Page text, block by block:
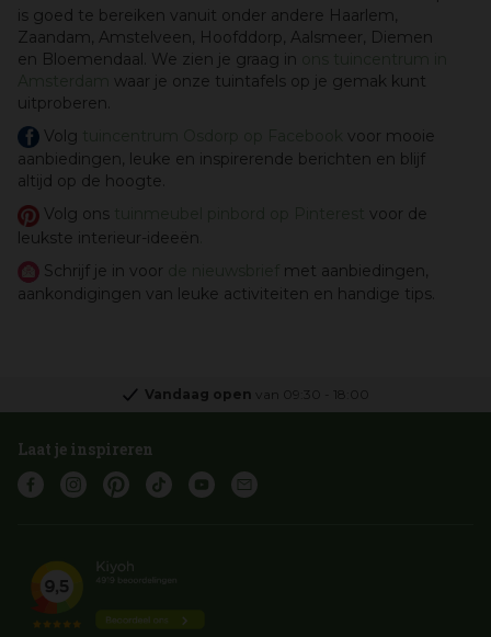
is goed te bereiken vanuit onder andere Haarlem,
Zaandam, Amstelveen, Hoofddorp, Aalsmeer, Diemen
en Bloemendaal. We zien je graag in
waar je onze tuintafels op je gemak kunt
uitproberen.
Volg
voor mooie
aanbiedingen, leuke en inspirerende berichten en blijf
altijd op de hoogte.
Volg ons
voor de
leukste interieur-ideeën
Schrijf je in voor
met aanbiedingen,
aankondigingen van leuke activiteiten en handige tips.
Vandaag open van 09:30 18:00
Laat je inspireren